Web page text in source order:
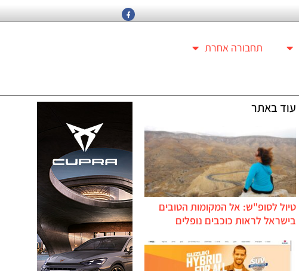
תחבורה אחרת
עוד באתר
טיול לסופ"ש: אל המקומות הטובים
בישראל לראות כוכבים נופלים